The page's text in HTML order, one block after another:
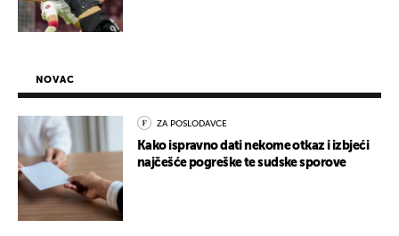
NOVAC
ZA POSLODAVCE
Kako ispravno dati nekome otkaz i izbjeći
najčešće pogreške te sudske sporove